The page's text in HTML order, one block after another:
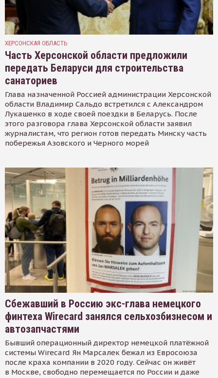
ХЕРСОНСКАЯ ОБЛАСТЬ
Часть Херсонской области предложили
передать Беларуси для строительства
санаториев
Глава назначенной Россией администрации Херсонской
области Владимир Сальдо встретился с Александром
Лукашенко в ходе своей поездки в Беларусь. После
этого разговора глава Херсонской области заявил
журналистам, что регион готов передать Минску часть
побережья Азовского и Черного морей
Сбежавший в Россию экс-глава немецкого
финтеха Wirecard занялся сельхозбизнесом и
автозапчастями
Бывший операционный директор немецкой платёжной
системы Wirecard Ян Марсалек бежал из Евросоюза
после краха компании в 2020 году. Сейчас он живёт
в Москве, свободно перемещается по России и даже